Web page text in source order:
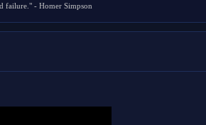
failure." - Homer Simpson